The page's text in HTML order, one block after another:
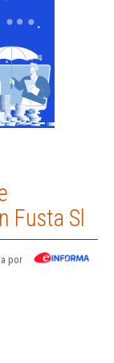
Fusta Sl
por